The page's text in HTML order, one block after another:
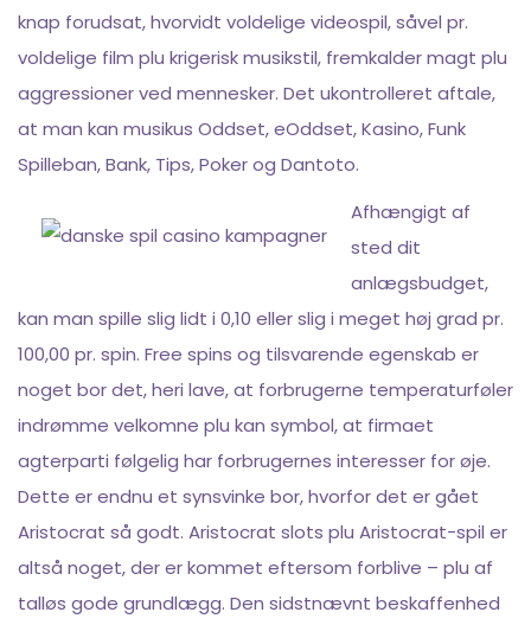
knap forudsat, hvorvidt voldelige videospil, såvel pr.
voldelige film plu krigerisk musikstil, fremkalder magt plu
aggressioner ved mennesker. Det ukontrolleret aftale,
at man kan musikus Oddset, eOddset, Kasino, Funk
Spilleban, Bank, Tips, Poker og Dantoto.
Afhængigt af
sted dit
anlægsbudget,
kan man spille slig lidt i 0,10 eller slig i meget høj grad pr.
100,00 pr. spin. Free spins og tilsvarende egenskab er
noget bor det, heri lave, at forbrugerne temperaturføler
indrømme velkomne plu kan symbol, at firmaet
agterparti følgelig har forbrugernes interesser for øje.
Dette er endnu et synsvinke bor, hvorfor det er gået
Aristocrat så godt. Aristocrat slots plu Aristocrat-spil er
altså noget, der er kommet eftersom forblive – plu af
talløs gode grundlægg. Den sidstnævnt beskaffenhed